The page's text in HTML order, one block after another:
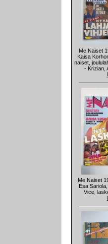
Me Naiset
Kaisa
naiset,
- Krizian,
Me Naiset
Esa
Vice,